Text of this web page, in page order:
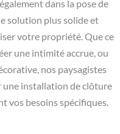
dans la pose de
solution plus solide et
votre propriété. Que ce
une intimité accrue, ou
nos paysagistes
une installation de clôture
vos besoins spécifiques.